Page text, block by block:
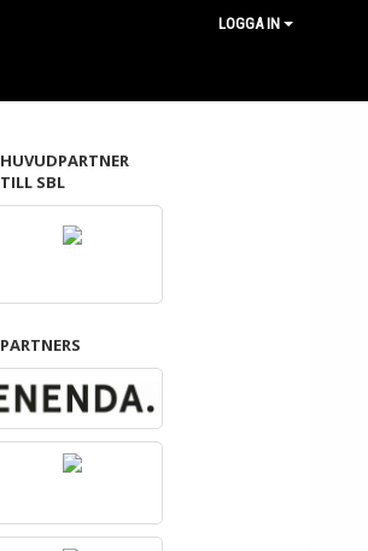
LOGGA IN
HUVUDPARTNER
TILL SBL
PARTNERS